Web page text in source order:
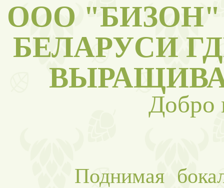
ООО "БИЗОН"
БЕЛАРУСИ
Добро
Поднимая бокал